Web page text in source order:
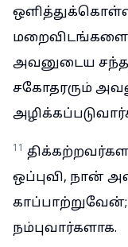
மறைவிடங்களை
அவனுடைய
சகோதரரும்
11
ஒப்புவி, நான்
நம்புவார்களாக.